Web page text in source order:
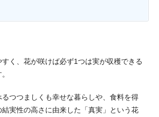
く、花が咲けば必ず1つは実が収穫できる
つつましくも幸せな暮らしや、食料を得
結実性の高さに由来した「真実」という花